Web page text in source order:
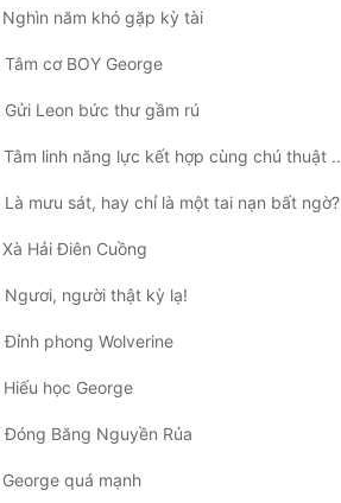
năm khó gặp kỳ tài
cơ BOY George
Leon bức thư gầm rú
linh năng lực kết hợp cùng chú thuật Nhiếp Hồn Thuật
mưu sát, hay chỉ là một tai nạn bất ngờ?
Hải Điên Cuồng
Ngươi, người thật kỳ lạ!
phong Wolverine
học George
Băng Nguyền Rủa
quá mạnh